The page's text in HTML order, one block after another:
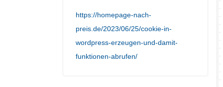
https://homepage-nach-
preis.de/2023/06/25/cookie-in-
wordpress-erzeugen-und-damit-
funktionen-abrufen/